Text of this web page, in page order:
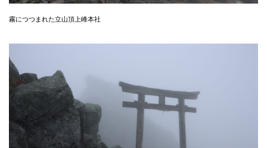
霧につつまれた立山頂上峰本社